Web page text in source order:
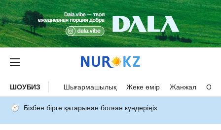
ШОУБИЗ Шығармашылық Жеке өмір Жанжал
Бізбен бірге қатарынан болған күндеріңіз